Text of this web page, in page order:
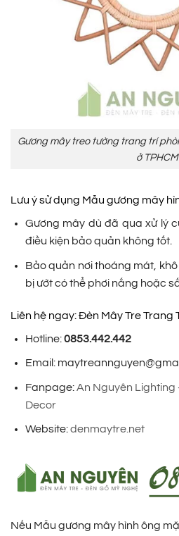
Gương mây treo tường trang trí
ở TPHCM
Lưu ý sử dụng Mẫu gương mây
Gương mây dù đã qua xử lý
điều kiện bảo quản không tốt.
Bảo quản nơi thoáng mát,
bị ướt có thể phơi nắng hoặc
Liên hệ ngay: Đèn Mây Tre Trang
Hotline:0853.442.442
Email:
Fanpage:An Nguyên Lighting
Decor
Website:denmaytre.net
Nếu Mẫu gương mây hình ông